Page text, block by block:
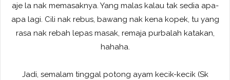
aje la nak memasaknya. Yang malas kalau tak sedia apa-
apa lagi. Cili nak rebus, bawang nak kena kopek, tu yang
rasa nak rebah lepas masak, remaja purbalah katakan,
hahaha.
Jadi, semalam tinggal potong ayam kecik-kecik (Sk